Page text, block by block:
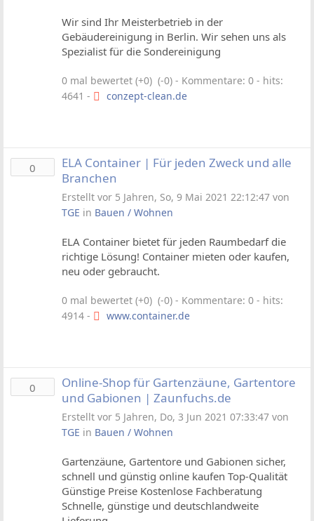
Wir sind Ihr Meisterbetrieb in der
Gebäudereinigung in Berlin. Wir sehen uns als
Spezialist für die Sondereinigung
0 mal bewertet (+0) (-0)- Kommentare: 0 - hits:
4641 -
conzept-clean.de
0
ELA Container | Für jeden Zweck und alle
Branchen
Erstellt vor 5 Jahren, So, 9 Mai 2021 22:12:47 von
TGE in Bauen / Wohnen
ELA Container bietet für jeden Raumbedarf die
richtige Lösung! Container mieten oder kaufen,
neu oder gebraucht.
0 mal bewertet (+0) (-0)- Kommentare: 0 - hits:
4914 -
www.container.de
0
Online-Shop für Gartenzäune, Gartentore
und Gabionen | Zaunfuchs.de
Erstellt vor 5 Jahren, Do, 3 Jun 2021 07:33:47 von
TGE in Bauen / Wohnen
Gartenzäune, Gartentore und Gabionen sicher,
schnell und günstig online kaufen Top-Qualität
Günstige Preise Kostenlose Fachberatung
Schnelle, günstige und deutschlandweite